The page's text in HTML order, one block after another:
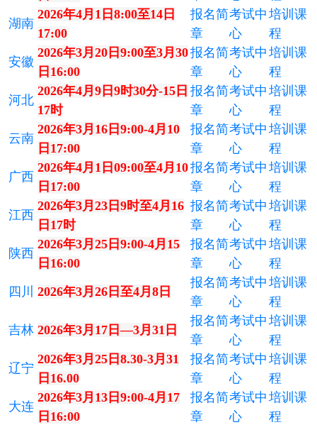
湖南
2026年4月1日8:00至14日
17:00
报名简
章
考试中
心
培训课
程
安徽
2026年3月20日9:00至3月30
日16:00
报名简
章
考试中
心
培训课
程
河北
2026年4月9日9时30分-15日
17时
报名简
章
考试中
心
培训课
程
云南
2026年3月16日9:00-4月10
日17:00
报名简
章
考试中
心
培训课
程
广西
2026年4月1日09:00至4月10
日17:00
报名简
章
考试中
心
培训课
程
江西
2026年3月23日9时至4月16
日17时
报名简
章
考试中
心
培训课
程
陕西
2026年3月25日9:00-4月15
日16:00
报名简
章
考试中
心
培训课
程
四川 2026年3月26日至4月8日
报名简
章
考试中
心
培训课
程
吉林 2026年3月17日—3月31日
报名简
章
考试中
心
培训课
程
辽宁
2026年3月25日8.30-3月31
日16.00
报名简
章
考试中
心
培训课
程
大连
2026年3月13日9:00-4月17
日16:00
报名简
章
考试中
心
培训课
程